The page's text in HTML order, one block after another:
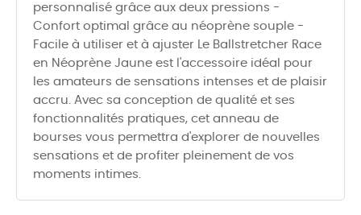
personnalisé grâce aux deux pressions -
Confort optimal grâce au néoprène souple -
Facile à utiliser et à ajuster Le Ballstretcher Race
en Néoprène Jaune est l'accessoire idéal pour
les amateurs de sensations intenses et de plaisir
accru. Avec sa conception de qualité et ses
fonctionnalités pratiques, cet anneau de
bourses vous permettra d'explorer de nouvelles
sensations et de profiter pleinement de vos
moments intimes.